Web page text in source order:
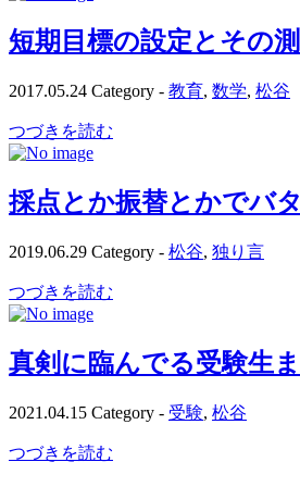
短期目標の設定とその
2017.05.24 Category - 教育, 数学, 松谷
つづきを読む
採点とか振替とかでバ
2019.06.29 Category - 松谷, 独り言
つづきを読む
真剣に臨んでる受験生
2021.04.15 Category - 受験, 松谷
つづきを読む